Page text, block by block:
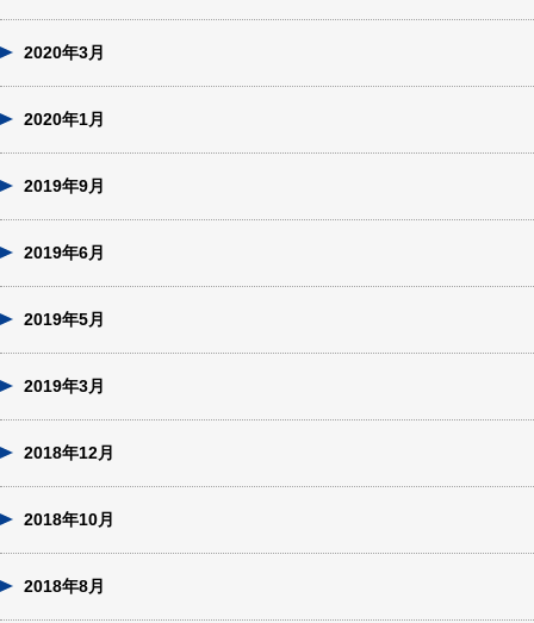
2020年3月
2020年1月
2019年9月
2019年6月
2019年5月
2019年3月
2018年12月
2018年10月
2018年8月